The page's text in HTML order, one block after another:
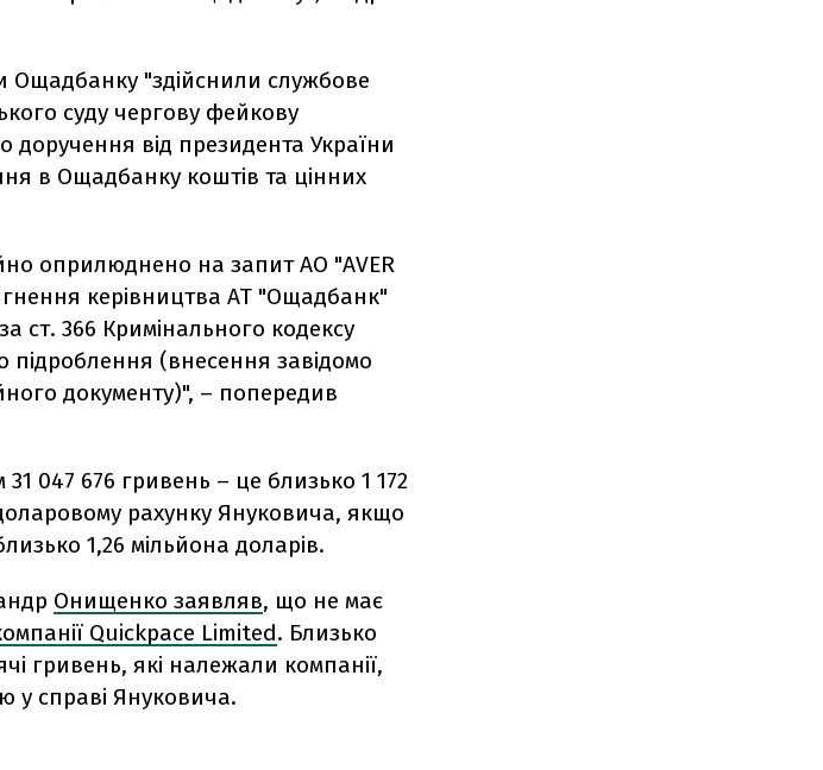
Ощадбанку "здійснили службове
суду чергову фейкову
доручення від президента України
в Ощадбанку коштів та цінних
оприлюднено на запит АО "AVER
керівництва АТ "Ощадбанк"
ст. 366 Кримінального кодексу
(внесення завідомо
документу)", – попередив
047 676 гривень – це близько 1 172
рахунку Януковича, якщо
1,26 мільйона доларів.
Онищенко заявляв, що не має
Quickpace Limited. Близько
гривень, які належали компанії,
у справі Януковича.